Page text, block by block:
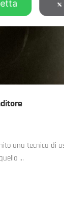
una tecnica di
…